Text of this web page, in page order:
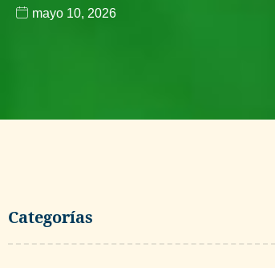
mayo 10, 2026
Categorías